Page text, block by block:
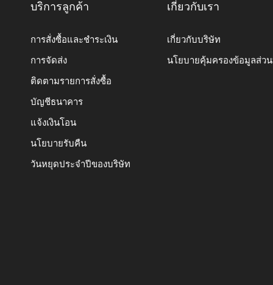
บริการลูกค้า
การสั่งซื้อและชำระเงิน
การจัดส่ง
ติดตามรายการสั่งซื้อ
บัญชีธนาคาร
แจ้งเงินโอน
นโยบายรับคืน
วันหยุดประจำปีของบริษัท
เกี่ยวกับเรา
เกี่ยวกับบริษัท
นโยบายคุ้มครองข้อมูลส่ว